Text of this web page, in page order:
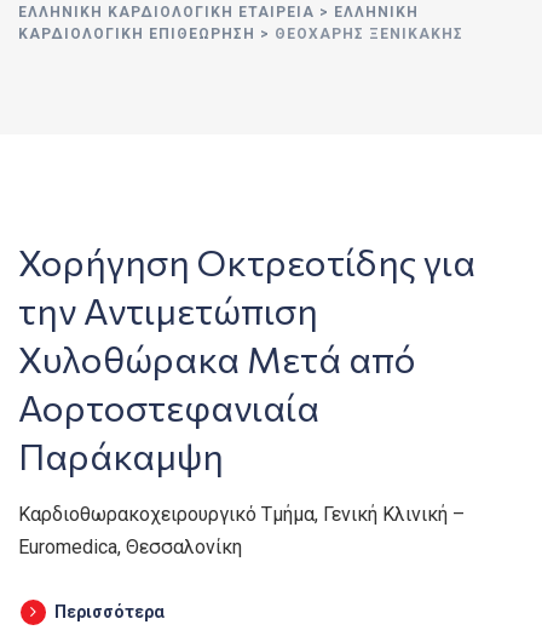
ΕΛΛΗΝΙΚΉ ΚΑΡΔΙΟΛΟΓΙΚΉ ΕΤΑΙΡΕΊΑ > ΕΛΛΗΝΙΚΗ
ΚΑΡΔΙΟΛΟΓΙΚΗ ΕΠΙΘΕΩΡΗΣΗ > ΘΕΟΧΑΡΗΣ ΞΕΝΙΚΑΚΗΣ
Χορήγηση Οκτρεοτίδης για
την Αντιμετώπιση
Χυλοθώρακα Μετά από
Αορτοστεφανιαία
Παράκαμψη
Καρδιοθωρακοχειρουργικό Τμήμα, Γενική Κλινική –
Euromedica, Θεσσαλονίκη
Περισσότερα